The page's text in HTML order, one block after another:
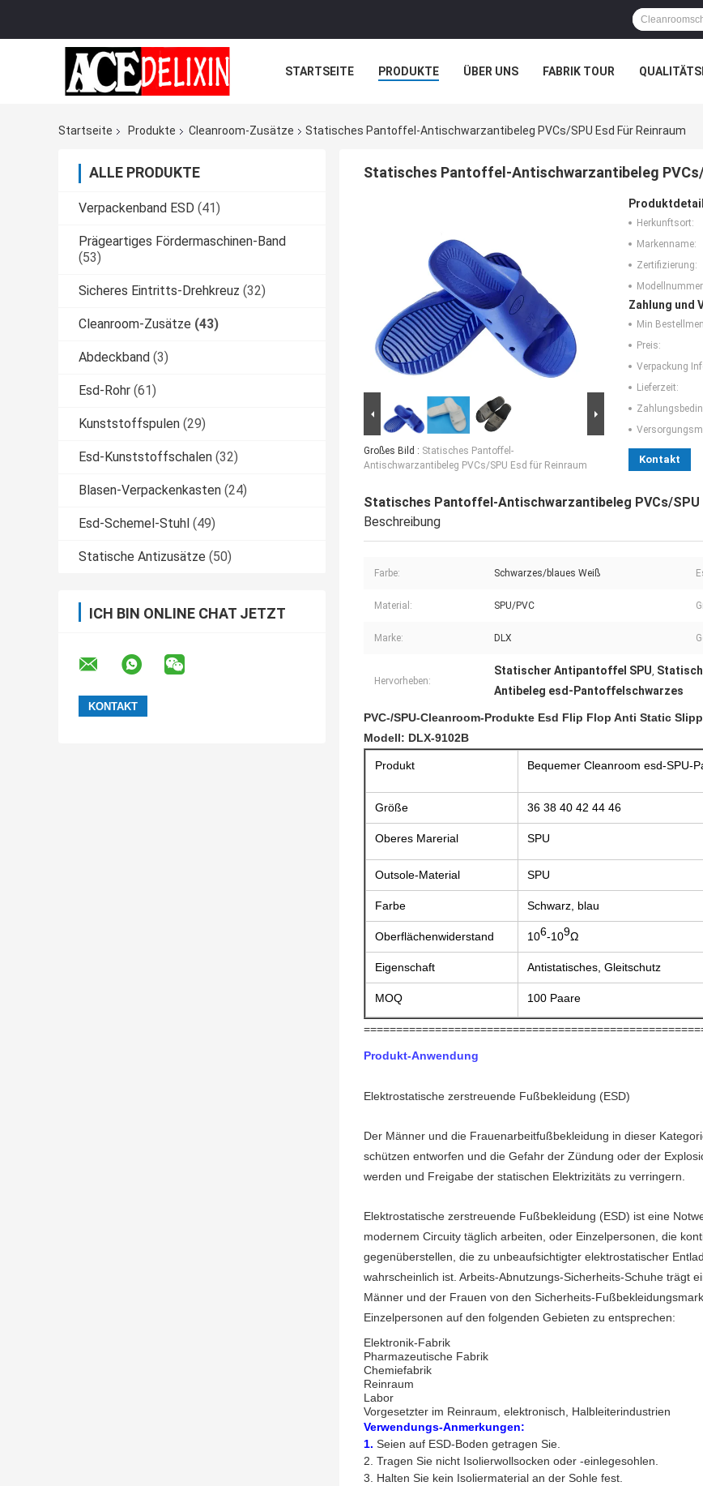
STARTSEITE PRODUKTE ÜBER UNS FABRIK TOUR
Startseite Produkte Cleanroom-Zusätze Statisches Pantoffel-Antischwarzantibeleg PVCs/SPU Esd Für Reinraum
ALLE PRODUKTE
Verpackenband ESD (41)
Prägeartiges Fördermaschinen-Band
(53)
Sicheres Eintritts-Drehkreuz (32)
Cleanroom-Zusätze (43)
Abdeckband (3)
Esd-Rohr (61)
Kunststoffspulen (29)
Esd-Kunststoffschalen (32)
Blasen-Verpackenkasten (24)
Esd-Schemel-Stuhl (49)
Statische Antizusätze (50)
ICH BIN ONLINE CHAT JETZT
Statisches Pantoffel-Antischwarzantibeleg PVCs/
Großes Bild : Statisches Pantoffel-
Antischwarzantibeleg PVCs/SPU Esd für Reinraum
Herkunftsort:
Markenname:
Zertifizierung:
Zahlung und
Min
Preis:
Verpackung
Lieferzeit:
Kontakt
Statisches Pantoffel-Antischwarzantibeleg PVCs/SPU
Beschreibung
Farbe: Schwarzes/blaues Weiß
Material: SPU/PVC
Marke: DLX
Hervorheben:
Statischer Antipantoffel SPU,
Antibeleg esd-Pantoffelschwarzes
PVC-/SPU-Cleanroom-Produkte Esd Flip Flop Anti Static
Modell: DLX-9102B
Produkt Bequemer Cleanroom esd-SPU-
Größe 36 38 40 42 44 46
Oberes Marerial SPU
Outsole-Material SPU
Farbe Schwarz, blau
Oberflächenwiderstand 106-109Ω
Eigenschaft Antistatisches, Gleitschutz
MOQ 100 Paare
Produkt-Anwendung
Elektrostatische zerstreuende Fußbekleidung (ESD)
Der Männer und die Frauenarbeitfußbekleidung in dieser
schützen entworfen und die Gefahr der Zündung oder der
werden und Freigabe der statischen Elektrizitäts zu verringern.
Elektrostatische zerstreuende Fußbekleidung (ESD) ist eine
modernem Circuity täglich arbeiten, oder Einzelpersonen, die
gegenüberstellen, die zu unbeaufsichtigter elektrostatischer
wahrscheinlich ist. Arbeits-Abnutzungs-Sicherheits-Schuhe trägt
Männer und der Frauen von den Sicherheits-
Einzelpersonen auf den folgenden Gebieten zu entsprechen:
Elektronik-Fabrik
Pharmazeutische Fabrik
Chemiefabrik
Reinraum
Labor
Vorgesetzter im Reinraum, elektronisch, Halbleiterindustrien
Verwendungs-Anmerkungen:
1. Seien auf ESD-Boden getragen Sie.
2. Tragen Sie nicht Isolierwollsocken oder -einlegesohlen.
3. Halten Sie kein Isoliermaterial an der Sohle fest.